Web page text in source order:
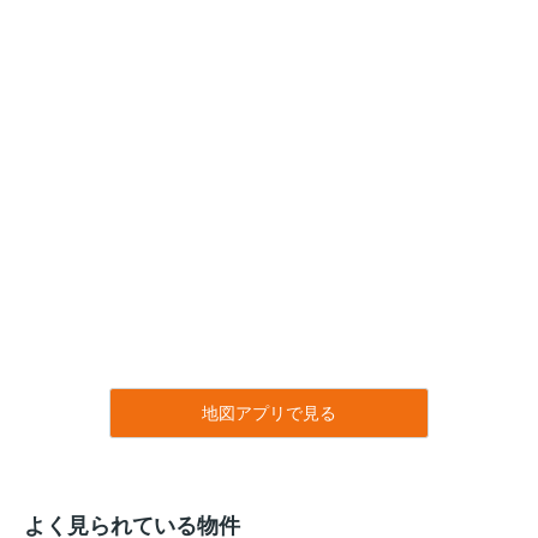
地図アプリで見る
よく見られている物件